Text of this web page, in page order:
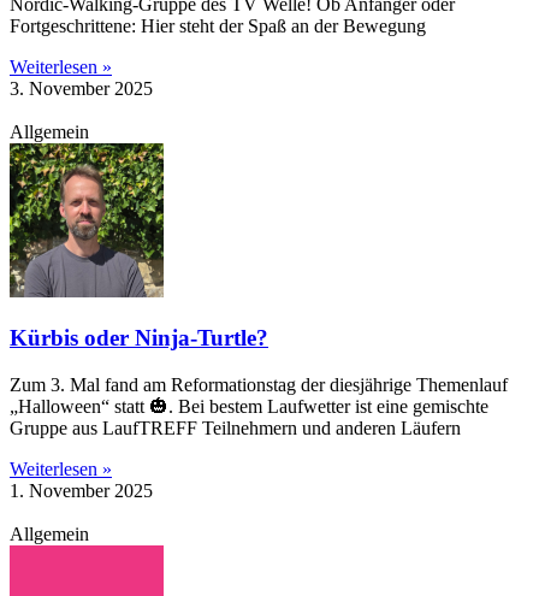
Nordic-Walking-Gruppe des TV Welle! Ob Anfänger oder
Fortgeschrittene: Hier steht der Spaß an der Bewegung
Weiterlesen »
3. November 2025
Allgemein
Kürbis oder Ninja-Turtle?
Zum 3. Mal fand am Reformationstag der diesjährige Themenlauf
„Halloween“ statt 🎃. Bei bestem Laufwetter ist eine gemischte
Gruppe aus LaufTREFF Teilnehmern und anderen Läufern
Weiterlesen »
1. November 2025
Allgemein